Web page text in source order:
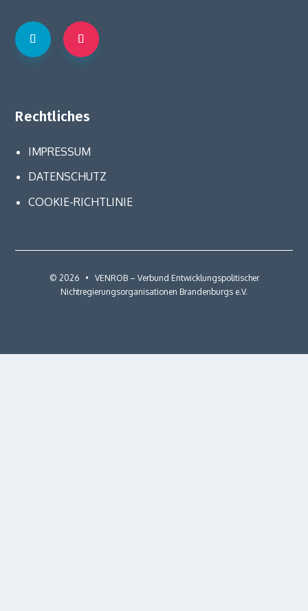
Rechtliches
IMPRESSUM
DATENSCHUTZ
COOKIE-RICHTLINIE
© 2026 • VENROB – Verbund Entwicklungspolitischer
Nichtregierungsorganisationen Brandenburgs e.V.